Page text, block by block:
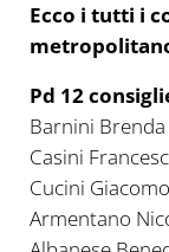
Ecco i tutti i
Pd 12
Barnini Brenda
Casini
Cucini Giacomo
Armentano